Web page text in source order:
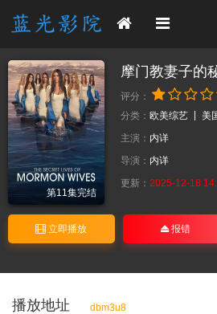
第11集完结
摩门教妻子的
评分：
分类： 欧美综艺 美
主演： 内详
导演： 内详
更新： 2025-12-18
立即播放 报错
播放地址 dbm3u8